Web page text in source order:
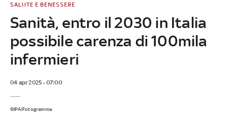
Sanità, entro il 2030 in Italia
possibile carenza di 100mila
infermieri
SALUTE E BENESSERE
04 apr 2025 - 07:00
©IPA/Fotogramma